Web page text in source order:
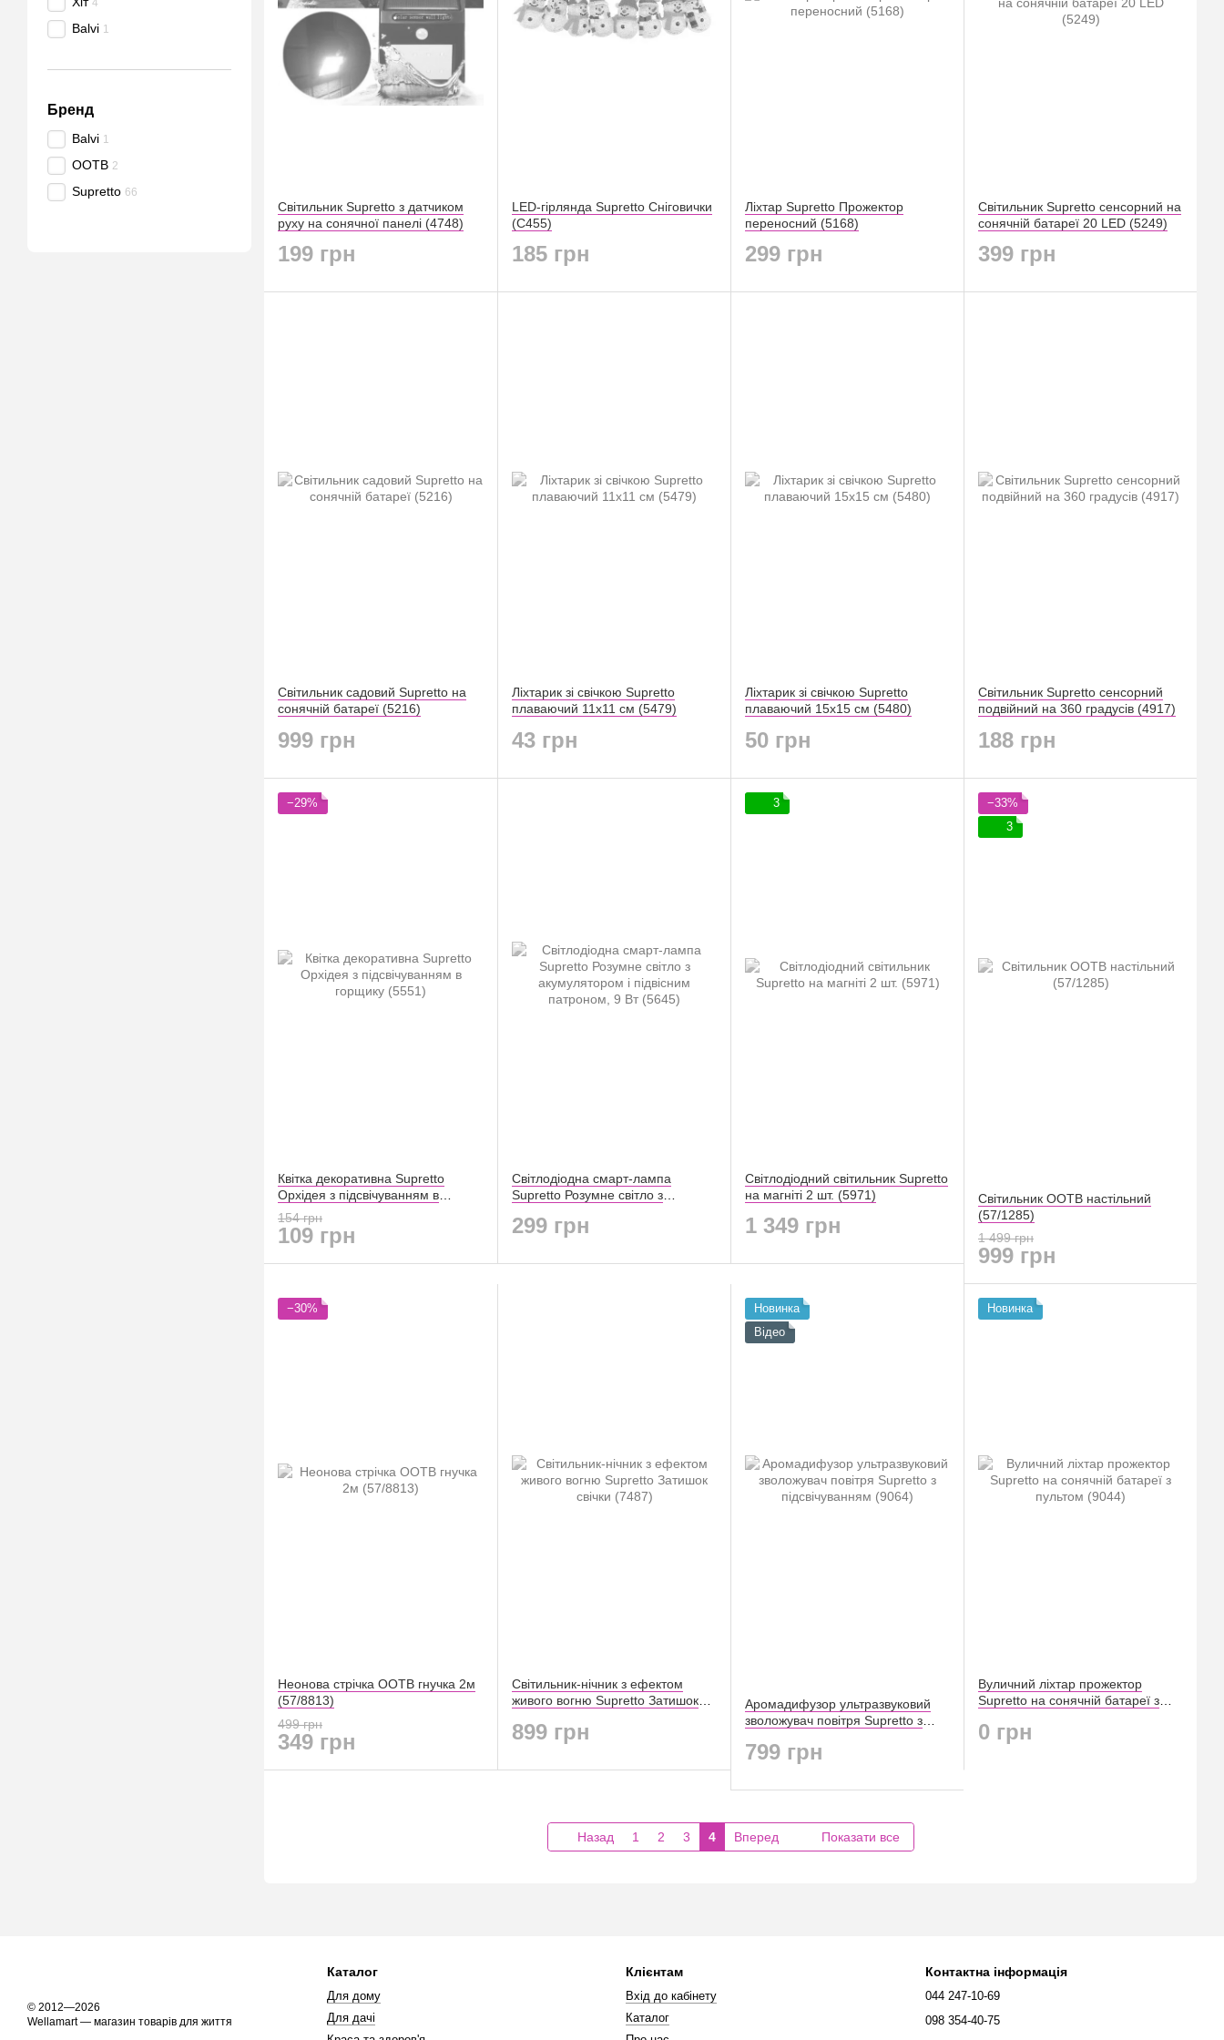
Світильник Supretto з датчиком
руху на сонячної панелі (4748)
199 грн
LED-гірлянда Supretto Сніговички
(C455)
185 грн
Ліхтар Supretto Прожектор
переносний (5168)
299 грн
Світильник Supretto сенсорний на
сонячній батареї 20 LED (5249)
399 грн
Світильник садовий Supretto на
сонячній батареї (5216)
999 грн
Ліхтарик зі свічкою Supretto
плаваючий 11х11 см (5479)
43 грн
Ліхтарик зі свічкою Supretto
плаваючий 15х15 см (5480)
50 грн
Світильник Supretto сенсорний
подвійний на 360 градусів (4917)
188 грн
−29%
Квітка декоративна Supretto
Орхідея з підсвічуванням в
горщику (5551)
154 грн
109 грн
Світлодіодна смарт-лампа
Supretto Розумне світло з
патроном, 9 Вт (5645)
299 грн
3
Світлодіодний світильник Supretto
на магніті 2 шт. (5971)
1 349 грн
−33%
3
Світильник OOTB настільний
(57/1285)
1 499 грн
999 грн
−30%
Неонова стрічка OOTB гнучка 2м
(57/8813)
499 грн
349 грн
Світильник-нічник з ефектом
живого вогню Supretto Затишок
899 грн
Новинка
Відео
Аромадифузор ультразвуковий
зволожувач повітря Supretto з
799 грн
Новинка
Вуличний ліхтар прожектор
Supretto на сонячній батареї з
0 грн
Назад 1 2 3 4 Вперед Показати все
4
Balvi 1
Бренд
Balvi 1
OOTB 2
Supretto 66
© 2012—2026
Wellamart — магазин товарів для життя
Каталог
Для дому
Для дачі
Клієнтам
Вхід до кабінету
Каталог
Контактна інформація
044 247-10-69
098 354-40-75